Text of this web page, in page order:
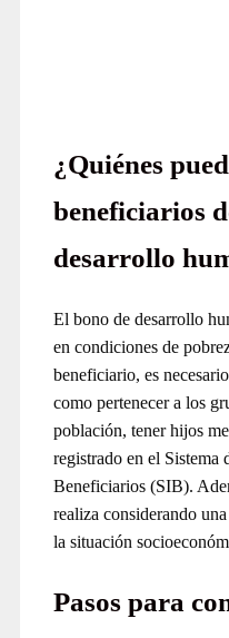
¿Quiénes
beneficiarios
desarrollo
El bono de desarrollo
en condiciones de
beneficiario, es
como pertenecer a los
población, tener hijos
registrado en el Sistema
Beneficiarios (SIB).
realiza considerando
la situación
Pasos para